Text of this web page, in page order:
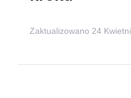
Zaktualizowano 24